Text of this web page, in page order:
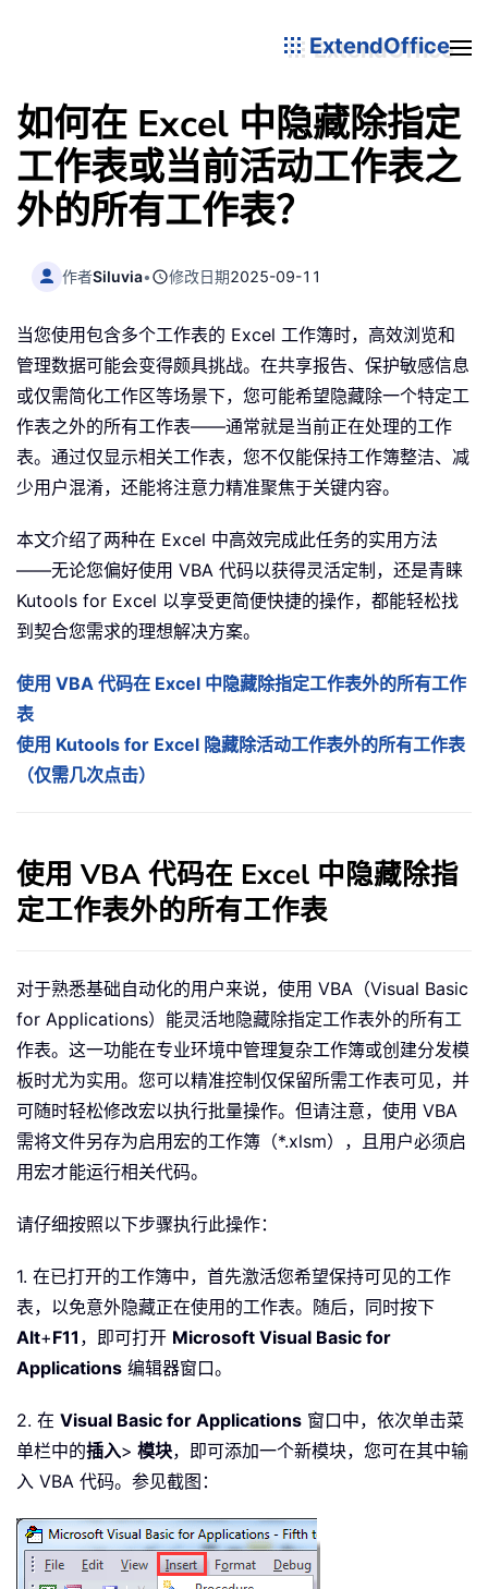
ExtendOffice
如何在 Excel 中隐藏除指定
工作表或当前活动工作表之
外的所有工作表？
作者Siluvia• 修改日期2025-09-11
当您使用包含多个工作表的 Excel 工作簿时，高效浏览和
管理数据可能会变得颇具挑战。在共享报告、保护敏感信息
或仅需简化工作区等场景下，您可能希望隐藏除一个特定工
作表之外的所有工作表——通常就是当前正在处理的工作
表。通过仅显示相关工作表，您不仅能保持工作簿整洁、减
少用户混淆，还能将注意力精准聚焦于关键内容。
本文介绍了两种在 Excel 中高效完成此任务的实用方法
——无论您偏好使用 VBA 代码以获得灵活定制，还是青睐
Kutools for Excel 以享受更简便快捷的操作，都能轻松找
到契合您需求的理想解决方案。
使用 VBA 代码在 Excel 中隐藏除指定工作表外的所有工作
表
使用 Kutools for Excel 隐藏除活动工作表外的所有工作表
（仅需几次点击）
使用 VBA 代码在 Excel 中隐藏除指
定工作表外的所有工作表
对于熟悉基础自动化的用户来说，使用 VBA（Visual Basic
for Applications）能灵活地隐藏除指定工作表外的所有工
作表。这一功能在专业环境中管理复杂工作簿或创建分发模
板时尤为实用。您可以精准控制仅保留所需工作表可见，并
可随时轻松修改宏以执行批量操作。但请注意，使用 VBA
需将文件另存为启用宏的工作簿（*.xlsm），且用户必须启
用宏才能运行相关代码。
请仔细按照以下步骤执行此操作：
1. 在已打开的工作簿中，首先激活您希望保持可见的工作
表，以免意外隐藏正在使用的工作表。随后，同时按下
Alt+F11 ，即可打开 Microsoft Visual Basic for
Applications 编辑器窗口。
2. 在 Visual Basic for Applications 窗口中，依次单击菜
单栏中的插入> 模块，即可添加一个新模块，您可在其中输
入 VBA 代码。参见截图：